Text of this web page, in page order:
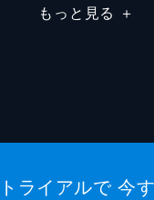
もっと見る ＋
ライアルで 今